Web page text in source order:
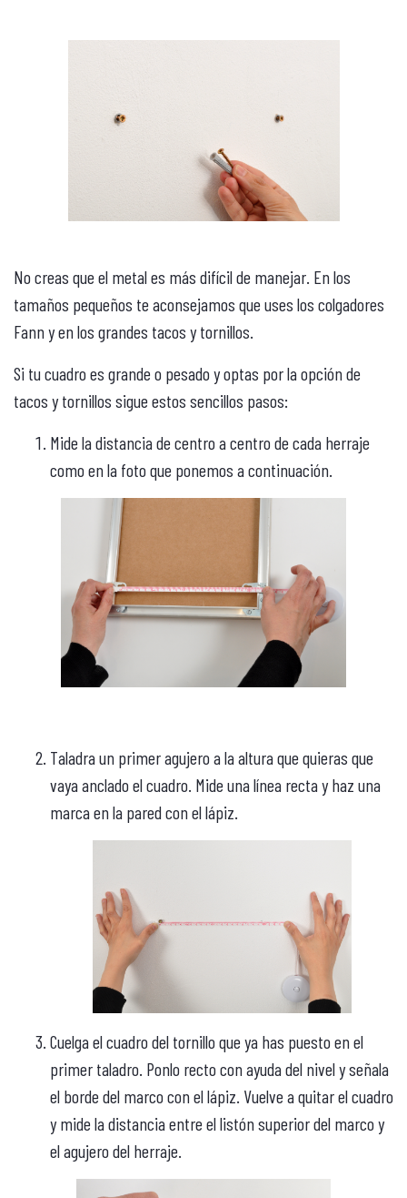
No creas que el metal es más difícil de manejar. En los
tamaños pequeños te aconsejamos que uses los colgadores
Fann y en los grandes tacos y tornillos.
Si tu cuadro es grande o pesado y optas por la opción de
tacos y tornillos sigue estos sencillos pasos:
Mide la distancia de centro a centro de cada herraje
como en la foto que ponemos a continuación.
Taladra un primer agujero a la altura que quieras que
vaya anclado el cuadro. Mide una línea recta y haz una
marca en la pared con el lápiz.
Cuelga el cuadro del tornillo que ya has puesto en el
primer taladro. Ponlo recto con ayuda del nivel y señala
el borde del marco con el lápiz. Vuelve a quitar el cuadro
y mide la distancia entre el listón superior del marco y
el agujero del herraje.